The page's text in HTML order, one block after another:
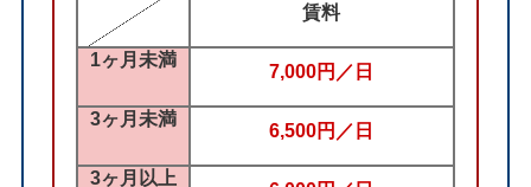
1ヶ月未満
3ヶ月未満
3ヶ月以上
賃料
7,000円／日
6,500円／日